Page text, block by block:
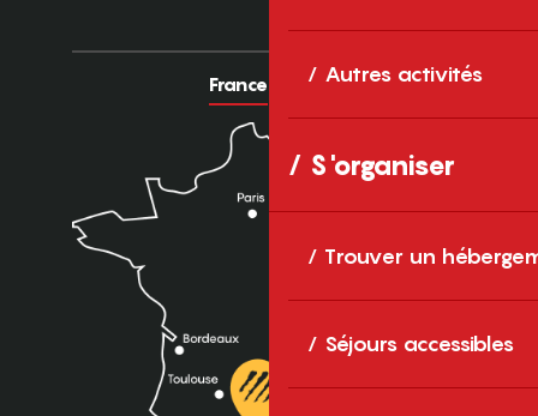
Autres activités
S'organiser
Trouver un
Séjours accessibles
France Europe